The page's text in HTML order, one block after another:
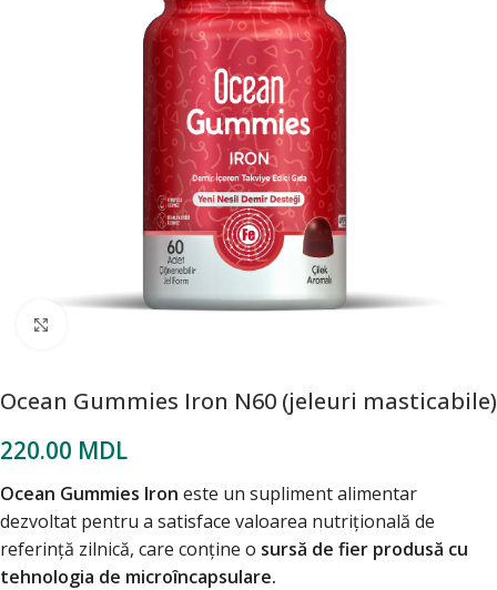
Ocean Gummies Iron N60 (jeleuri masticabile)
220.00 MDL
Ocean Gummies Iron este un supliment alimentar
dezvoltat pentru a satisface valoarea nutrițională de
referință zilnică, care conține o sursă de fier produsă cu
tehnologia de microîncapsulare.